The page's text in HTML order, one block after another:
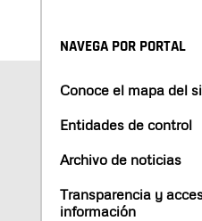
NAVEGA POR PORTAL
Conoce el mapa del
Entidades de control
Archivo de noticias
Transparencia y
información